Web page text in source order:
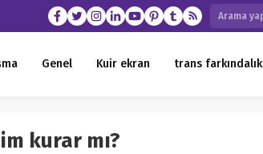
Genel Kuir ekran trans farkındalık
kurar mı?